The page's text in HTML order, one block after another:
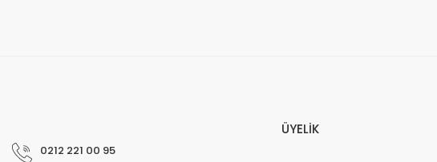
0212 221 00 95
ÜYELİK